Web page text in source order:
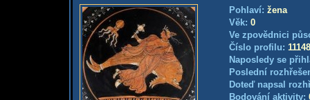
Pohlaví: žena
Věk: 0
Ve zpovědnici
Číslo profilu:
Naposledy se
Poslední
Doteď napsal
Bodování aktivity: